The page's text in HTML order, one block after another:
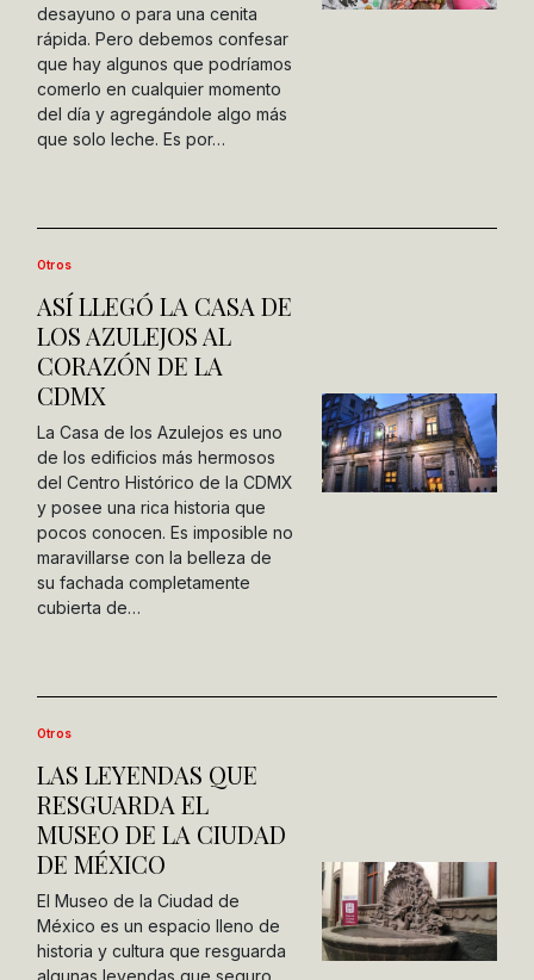
desayuno o para una cenita
rápida. Pero debemos confesar
que hay algunos que podríamos
comerlo en cualquier momento
del día y agregándole algo más
que solo leche. Es por…
Otros
ASÍ LLEGÓ LA CASA DE
LOS AZULEJOS AL
CORAZÓN DE LA
CDMX
La Casa de los Azulejos es uno
de los edificios más hermosos
del Centro Histórico de la CDMX
y posee una rica historia que
pocos conocen. Es imposible no
maravillarse con la belleza de
su fachada completamente
cubierta de…
Otros
LAS LEYENDAS QUE
RESGUARDA EL
MUSEO DE LA CIUDAD
DE MÉXICO
El Museo de la Ciudad de
México es un espacio lleno de
historia y cultura que resguarda
algunas leyendas que seguro